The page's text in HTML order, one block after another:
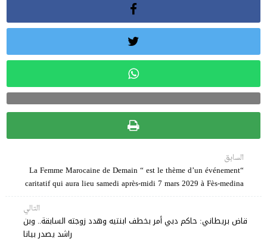
السابق
“La Femme Marocaine de Demain “ est le thème d’un événement
caritatif qui aura lieu samedi après-midi 7 mars 2029 à Fès-medina
التالي
قاض بريطاني: حاكم دبي أمر بخطف ابنتيه وهدد زوجته السابقة.. وبن
راشد يصدر بيانا